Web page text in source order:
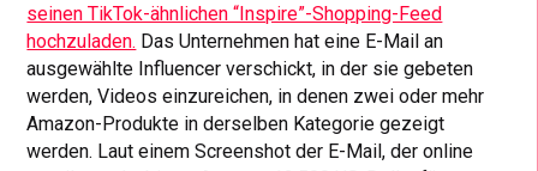
seinen TikTok-ähnlichen “Inspire”-Shopping-Feed
hochzuladen. Das Unternehmen hat eine E-Mail an
ausgewählte Influencer verschickt, in der sie gebeten
werden, Videos einzureichen, in denen zwei oder mehr
Amazon-Produkte in derselben Kategorie gezeigt
werden. Laut einem Screenshot der E-Mail, der online